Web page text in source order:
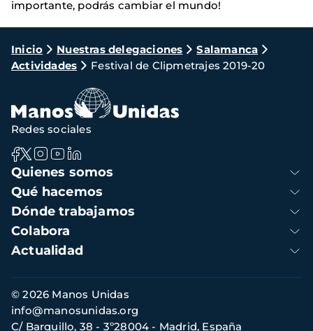
importante, podrás cambiar el mundo!
Ruta
de
navegación
Inicio Nuestras delegaciones
Salamanca
Actividades
Festival de Clipmetrajes 2019-20
Navegación
principal
Quienes somos
Qué hacemos
Dónde trabajamos
Colabora
Actualidad
Redes sociales
Información
de
contacto
© 2026 Manos Unidas
C/ Barquillo, 38 - 3º28004 - Madrid, España
info@manosunidas.org